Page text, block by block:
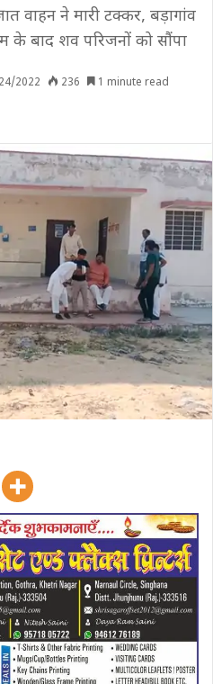
वाहन ने मारी टक्कर, बड़ागांव
के बाद शव परिजनों को सौंपा
2022 236 1 minute read